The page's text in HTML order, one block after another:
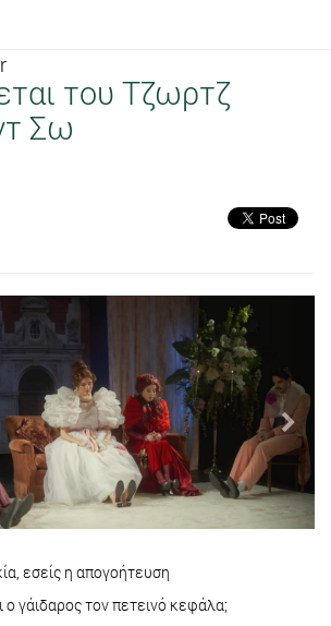
του Τζωρτζ
Σω
εσείς η απογοήτευση
ο γάιδαρος τον πετεινό κεφάλα;